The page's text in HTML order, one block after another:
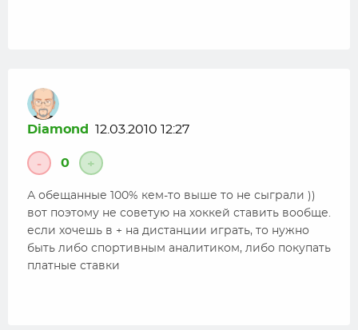
Diamond 12.03.2010 12:27
- 0 +
А обещанные 100% кем-то выше то не сыграли ))
вот поэтому не советую на хоккей ставить вообще.
если хочешь в + на дистанции играть, то нужно
быть либо спортивным аналитиком, либо покупать
платные ставки